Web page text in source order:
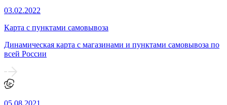
03.02.2022
Карта с пунктами самовывоза
Динамическая карта с магазинами и пунктами самовывоза по
всей России